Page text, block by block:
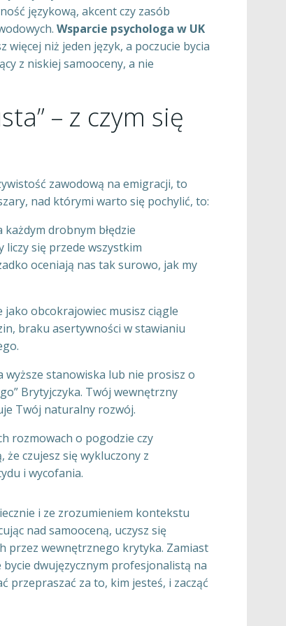
językową, akcent czy zasób
Wsparcie psychologa w UK
niż jeden język, a poczucie bycia
z niskiej samooceny, a nie
– z czym się
zawodową na emigracji, to
nad którymi warto się pochylić, to:
drobnym błędzie
liczy się przede wszystkim
oceniają nas tak surowo, jak my
obcokrajowiec musisz ciągle
braku asertywności w stawianiu
stanowiska lub nie prosisz o
Brytyjczyka. Twój wewnętrzny
Twój naturalny rozwój.
rozmowach o pogodzie czy
czujesz się wykluczony z
i wycofania.
i ze zrozumieniem kontekstu
nad samooceną, uczysz się
przez wewnętrznego krytyka. Zamiast
dwujęzycznym profesjonalistą na
przepraszać za to, kim jesteś, i zacząć